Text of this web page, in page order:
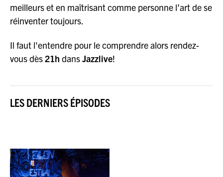
meilleurs et en maîtrisant comme personne l’art de se
réinventer toujours.
Il faut l'entendre pour le comprendre alors rendez-
vous dès 21h dansJazzlive!
LES DERNIERS ÉPISODES